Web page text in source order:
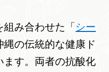
み合わせた「 シー
縄の伝統的な健康ド
ます。両者の抗酸化